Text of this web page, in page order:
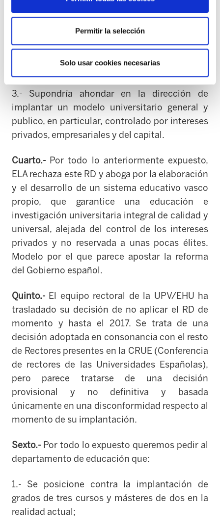
Permitir la selección
Solo usar cookies necesarias
de investigación.
especialmente de la pública.
3.- Supondría ahondar en la dirección de
implantar un modelo universitario general y
publico, en particular, controlado por intereses
privados, empresariales y del capital.
Cuarto.- Por todo lo anteriormente expuesto,
ELA rechaza este RD y aboga por la elaboración
y el desarrollo de un sistema educativo vasco
propio, que garantice una educación e
investigación universitaria integral de calidad y
universal, alejada del control de los intereses
privados y no reservada a unas pocas élites.
Modelo por el que parece apostar la reforma
del Gobierno español.
Quinto.- El equipo rectoral de la UPV/EHU ha
trasladado su decisión de no aplicar el RD de
momento y hasta el 2017. Se trata de una
decisión adoptada en consonancia con el resto
de Rectores presentes en la CRUE (Conferencia
de rectores de las Universidades Españolas),
pero parece tratarse de una decisión
provisional y no definitiva y basada
únicamente en una disconformidad respecto al
momento de su implantación.
Sexto.- Por todo lo expuesto queremos pedir al
departamento de educación que:
1.- Se posicione contra la implantación de
grados de tres cursos y másteres de dos en la
realidad actual;